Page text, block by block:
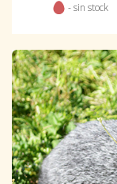
- sin stock